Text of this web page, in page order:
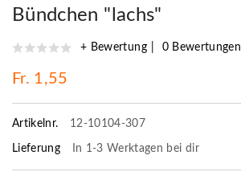
Bündchen "lachs"
+ Bewertung 0 Bewertungen
Fr. 1,55
Artikelnr. 12-10104-307
Lieferung In 1-3 Werktagen bei dir